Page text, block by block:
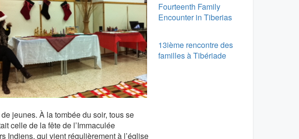
jeunes. À la tombée du soir, tous se
celle de la fête de l’Immaculée
Indiens, qui vient régulièrement à l’église
Fourteenth Family
Encounter in Tiberias
13ième rencontre des
familles à Tibériade